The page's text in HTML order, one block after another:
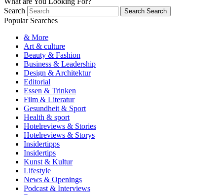
Search
Search Search
Popular Searches
& More
Art & culture
Beauty & Fashion
Business & Leadership
Design & Architektur
Editorial
Essen & Trinken
Film & Literatur
Gesundheit & Sport
Health & sport
Hotelreviews & Stories
Hotelreviews & Storys
Insidertipps
Insidertips
Kunst & Kultur
Lifestyle
News & Openings
Podcast & Interviews